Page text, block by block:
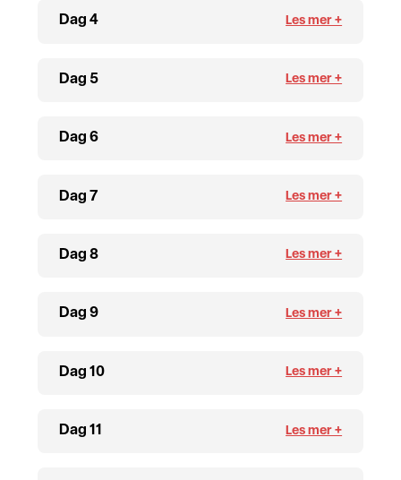
Dag 4
Dag 5
Dag 6
Dag 7
Dag 8
Dag 9
Dag 10
Dag 11